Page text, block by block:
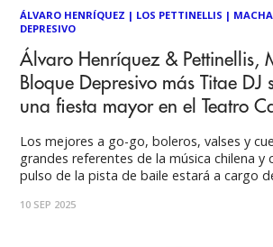
ÁLVARO HENRÍQUEZ | LOS PETTINELLIS |
DEPRESIVO
Álvaro Henríquez & Pettinellis,
Bloque Depresivo más Titae DJ
una fiesta mayor en el Teatro
Los mejores a go-go, boleros, valses y
grandes referentes de la música chilena y
pulso de la pista de baile estará a cargo
más Titae DJ, encenderán el Teatro
10 SEP 2025